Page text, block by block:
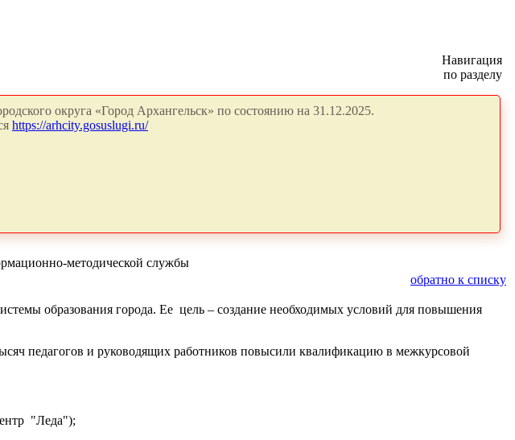
Навигация
по разделу
округа «Город Архангельск» по состоянию на 31.12.2025.
https://arhcity.gosuslugi.ru/
методической службы
обратно к списку
образования города. Ее цель – создание необходимых условий для повышения
педагогов и руководящих работников повысили квалификацию в межкурсовой
"Леда");